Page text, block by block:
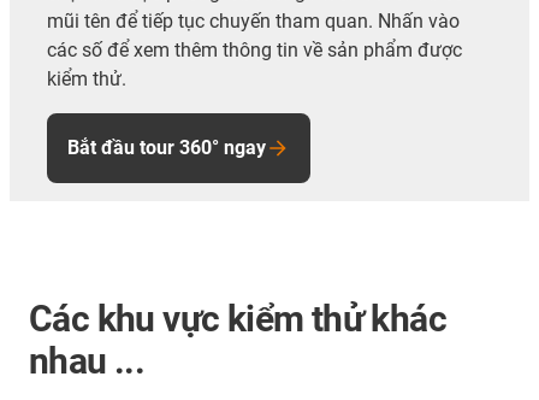
mũi tên để tiếp tục chuyến tham quan. Nhấn vào
các số để xem thêm thông tin về sản phẩm được
kiểm thử.
Bắt đầu tour 360° ngay
Các khu vực kiểm thử khác
nhau ...